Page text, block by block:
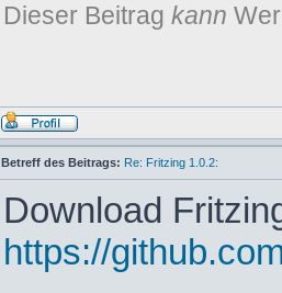
Dieser Beitrag kann
Betreff des Beitrags: Re: Fritzing 1.0.2:
Download
https://